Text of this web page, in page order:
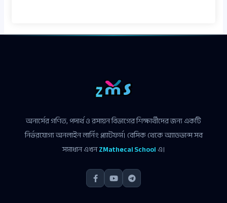
অনার্সের গণিত, পদার্থ ও রসায়ন বিভাগের শিক্ষার্থীদের জন্য একটি
নির্ভরযোগ্য অনলাইন লার্নিং প্ল্যাটফর্ম। বেসিক থেকে অ্যাডভান্স সব
সমাধান এখনZMathecal Schoolএ।